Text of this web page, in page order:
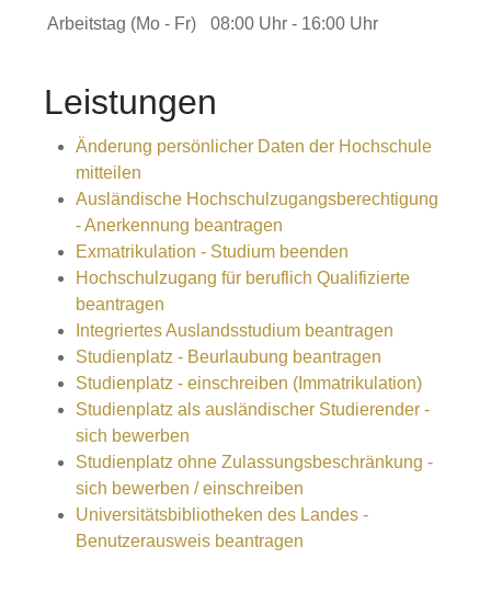
Arbeitstag (Mo - Fr)
08:00 Uhr - 16:00 Uhr
Leistungen
Änderung persönlicher Daten der Hochschule
mitteilen
Ausländische Hochschulzugangsberechtigung
- Anerkennung beantragen
Exmatrikulation - Studium beenden
Hochschulzugang für beruflich Qualifizierte
beantragen
Integriertes Auslandsstudium beantragen
Studienplatz - Beurlaubung beantragen
Studienplatz - einschreiben (Immatrikulation)
Studienplatz als ausländischer Studierender -
sich bewerben
Studienplatz ohne Zulassungsbeschränkung -
sich bewerben / einschreiben
Universitätsbibliotheken des Landes -
Benutzerausweis beantragen